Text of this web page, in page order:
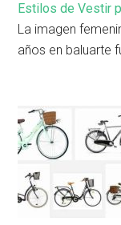
Estilos de Vestir
La imagen
años en baluarte